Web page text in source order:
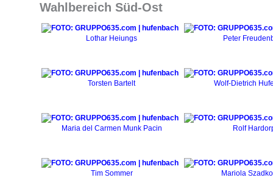
Wahlbereich Süd-Ost
Lothar Heiungs Peter
Torsten Bartelt Wolf-Dietrich
Maria del Carmen Munk Pacin Rolf
Tim Sommer Mariola